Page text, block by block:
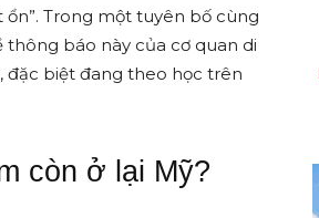
ổn”. Trong một tuyên bố cùng
thông báo này của cơ quan di
đặc biệt đang theo học trên
còn ở lại Mỹ?